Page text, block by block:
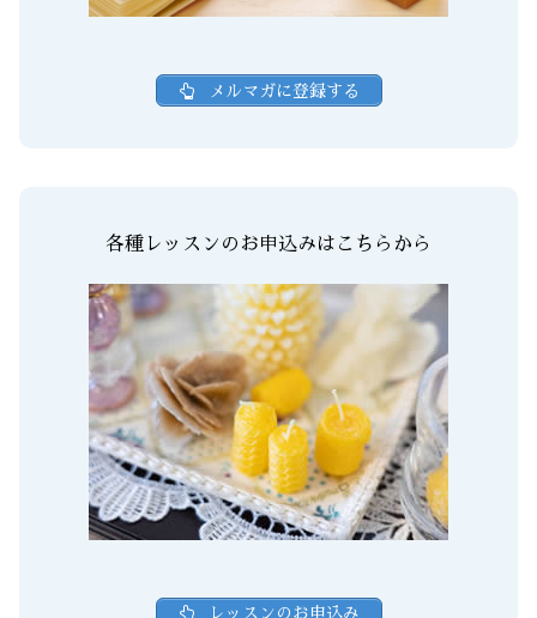
メルマガに登録する
各種レッスンのお申込みはこちらから
レッスンのお申込み